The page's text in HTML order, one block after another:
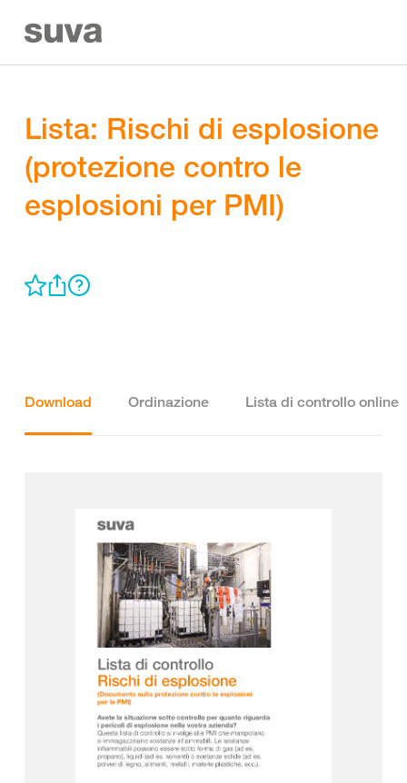
Lista: Rischi di esplosione
(protezione contro le
esplosioni per PMI)
Download Ordinazione Lista di controllo online